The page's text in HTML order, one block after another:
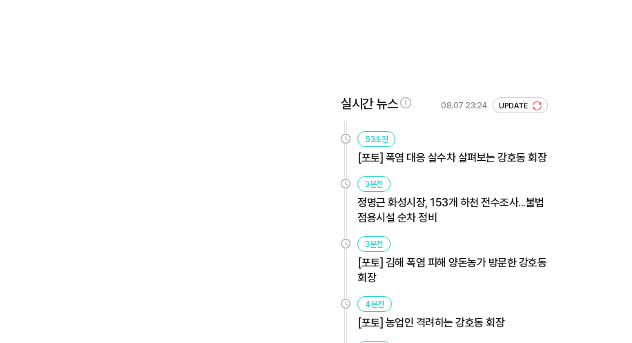
실시간 뉴스 08.07 23:24 UPDATE
53초전
[포토] 폭염 대응 살수차 살펴보는 강호동 회장
3분전
정명근 화성시장, 153개 하천 전수조사...불법
점용시설 순차 정비
3분전
[포토] 김해 폭염 피해 양돈농가 방문한 강호동
회장
4분전
[포토] 농업인 격려하는 강호동 회장